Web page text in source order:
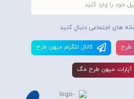
های اجتماعی دنبال کنید
طرح کانال تلگرام ميهن طرح
آپارات ميهن طرح مگ